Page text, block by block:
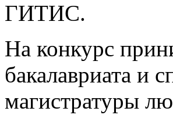
ГИТИС.
На конкурс
бакалавриата и
магистратуры